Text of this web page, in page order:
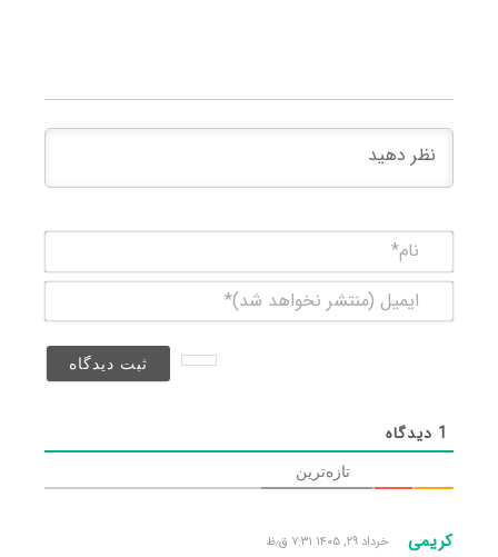
(منتشر
1 دیدگاه
تازه‌ترین
کریمی خرداد ۲۹, ۱۴۰۵ ۷:۳۱ ق٫ظ